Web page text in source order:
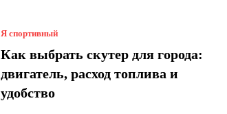
Я спортивный
Как выбрать скутер для города:
двигатель, расход топлива и
удобство